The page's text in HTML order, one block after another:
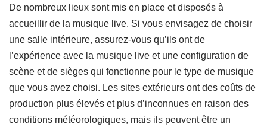
De nombreux lieux sont mis en place et disposés à
accueillir de la musique live. Si vous envisagez de choisir
une salle intérieure, assurez-vous qu’ils ont de
l’expérience avec la musique live et une configuration de
scène et de sièges qui fonctionne pour le type de musique
que vous avez choisi. Les sites extérieurs ont des coûts de
production plus élevés et plus d’inconnues en raison des
conditions météorologiques, mais ils peuvent être un